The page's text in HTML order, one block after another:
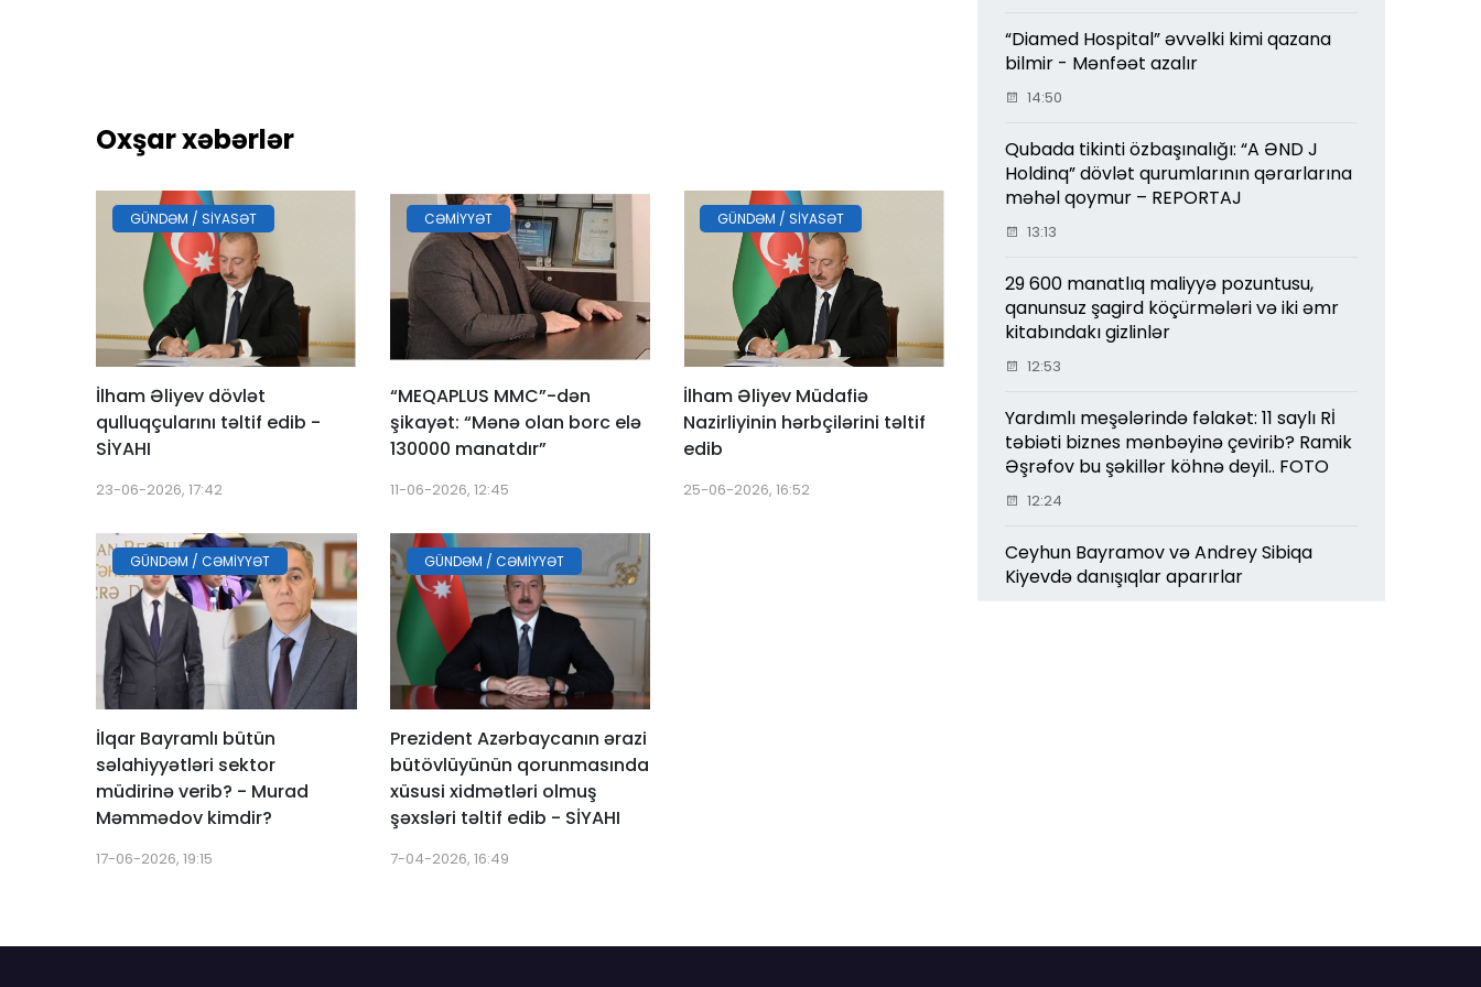
Oxşar xəbərlər
GÜNDƏM / SIYASƏT
İlham Əliyev dövlət
qulluqçularını təltif edib -
SİYAHI
23-06-2026, 17:42
CƏMIYYƏT
“MEQAPLUS MMC”-dən
şikayət: “Mənə olan borc elə
130000 manatdır”
11-06-2026, 12:45
GÜNDƏM / SIYASƏT
İlham Əliyev Müdafiə
Nazirliyinin hərbçilərini təltif
edib
25-06-2026, 16:52
GÜNDƏM / CƏMIYYƏT
İlqar Bayramlı bütün
səlahiyyətləri sektor
müdirinə verib? - Murad
Məmmədov kimdir?
17-06-2026, 19:15
GÜNDƏM / CƏMIYYƏT
Prezident Azərbaycanın ərazi
bütövlüyünün qorunmasında
xüsusi xidmətləri olmuş
şəxsləri təltif edib - SİYAHI
7-04-2026, 16:49
“Diamed Hospital” əvvəlki kimi qazana
bilmir - Mənfəət azalır
14:50
Qubada tikinti özbaşınalığı: “A ƏND J
Holdinq” dövlət qurumlarının qərarlarına
məhəl qoymur – REPORTAJ
13:13
29 600 manatlıq maliyyə pozuntusu,
qanunsuz şagird köçürmələri və iki əmr
kitabındakı gizlinlər
12:53
Yardımlı meşələrində fəlakət: 11 saylı Rİ
təbiəti biznes mənbəyinə çevirib? Ramik
Əşrəfov bu şəkillər köhnə deyil.. FOTO
12:24
Ceyhun Bayramov və Andrey Sibiqa
Kiyevdə danışıqlar aparırlar